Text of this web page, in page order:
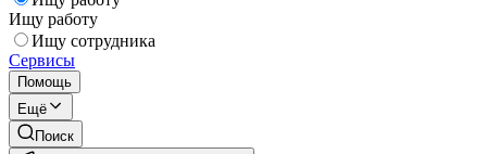
Ищу работу
Ищу сотрудника
Сервисы
Помощь
Ещё
Поиск